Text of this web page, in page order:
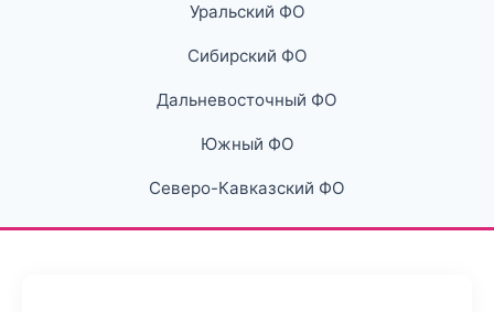
Уральский ФО
Сибирский ФО
Дальневосточный ФО
Южный ФО
Северо-Кавказский ФО